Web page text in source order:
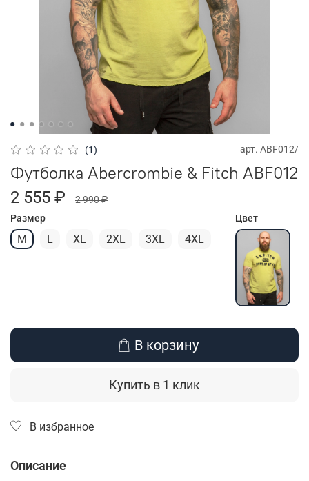
(1) арт. ABF012/
Футболка Abercrombie & Fitch ABF012
2 555 ₽
2 990 ₽
Размер
M L XL 2XL 3XL 4XL
Цвет
В корзину
Купить в 1 клик
В избранное
Описание